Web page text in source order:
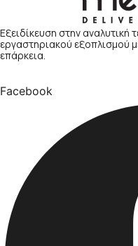
Εξειδίκευση στην αναλυτική
εργαστηριακού εξοπλισμού
επάρκεια.
Facebook